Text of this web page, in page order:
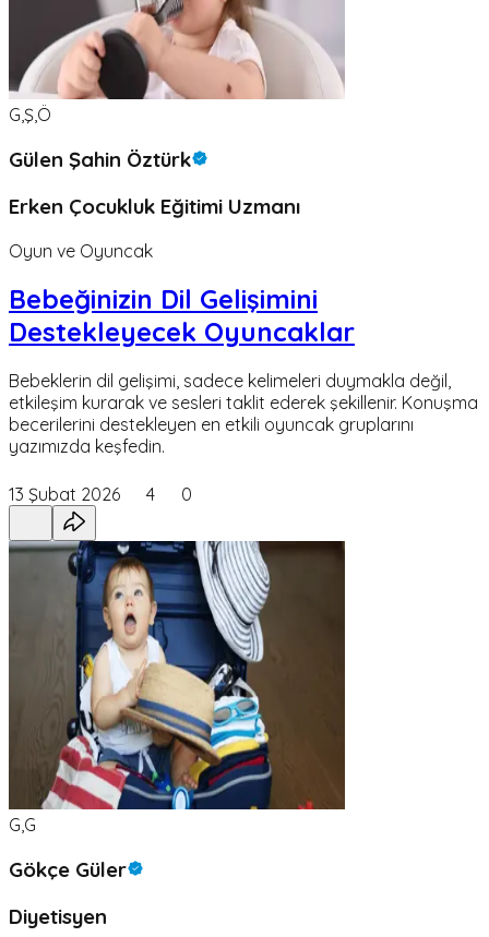
G,Ş,Ö
Gülen Şahin Öztürk
Erken Çocukluk Eğitimi Uzmanı
Oyun ve Oyuncak
Bebeğinizin Dil Gelişimini
Destekleyecek Oyuncaklar
Bebeklerin dil gelişimi, sadece kelimeleri duymakla değil,
etkileşim kurarak ve sesleri taklit ederek şekillenir. Konuşma
becerilerini destekleyen en etkili oyuncak gruplarını
yazımızda keşfedin.
13 Şubat 2026 4 0
G,G
Gökçe Güler
Diyetisyen